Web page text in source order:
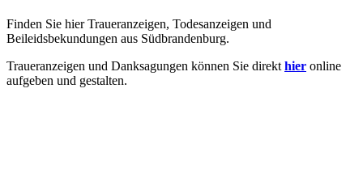
Finden Sie hier Traueranzeigen, Todesanzeigen und
Beileidsbekundungen aus Südbrandenburg.
Traueranzeigen und Danksagungen können Sie direkt hier online
aufgeben und gestalten.